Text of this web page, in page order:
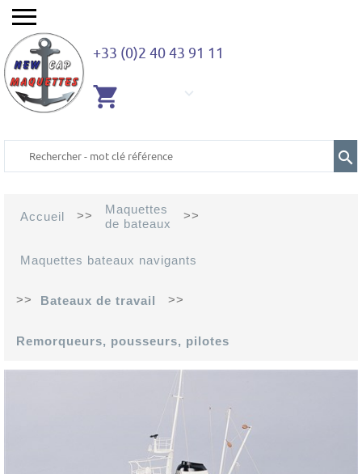
+33 (0)2 40 43 91 11
Accueil >>
Maquettes
de bateaux
>>
Maquettes bateaux navigants
>> Bateaux de travail >>
Remorqueurs, pousseurs, pilotes